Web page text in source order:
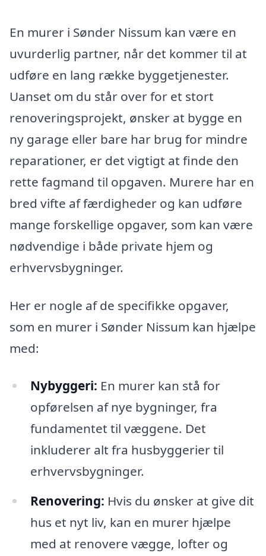
En murer i Sønder Nissum kan være en
uvurderlig partner, når det kommer til at
udføre en lang række byggetjenester.
Uanset om du står over for et stort
renoveringsprojekt, ønsker at bygge en
ny garage eller bare har brug for mindre
reparationer, er det vigtigt at finde den
rette fagmand til opgaven. Murere har en
bred vifte af færdigheder og kan udføre
mange forskellige opgaver, som kan være
nødvendige i både private hjem og
erhvervsbygninger.
Her er nogle af de specifikke opgaver,
som en murer i Sønder Nissum kan hjælpe
med:
Nybyggeri: En murer kan stå for
opførelsen af nye bygninger, fra
fundamentet til væggene. Det
inkluderer alt fra husbyggerier til
erhvervsbygninger.
Renovering: Hvis du ønsker at give dit
hus et nyt liv, kan en murer hjælpe
med at renovere vægge, lofter og